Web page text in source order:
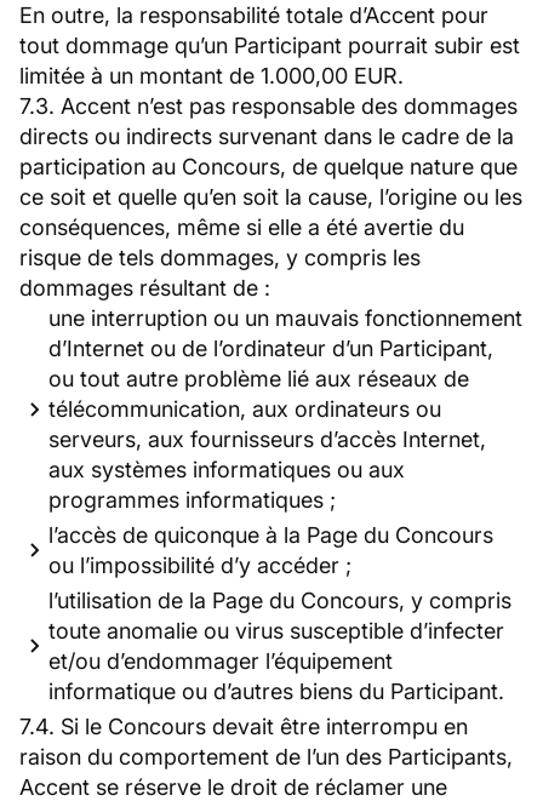
En outre, la responsabilité totale d’Accent pour
tout dommage qu’un Participant pourrait subir est
limitée à un montant de 1.000,00 EUR.
7.3. Accent n’est pas responsable des dommages
directs ou indirects survenant dans le cadre de la
participation au Concours, de quelque nature que
ce soit et quelle qu’en soit la cause, l’origine ou les
conséquences, même si elle a été avertie du
risque de tels dommages, y compris les
dommages résultant de :
une interruption ou un mauvais fonctionnement
d’Internet ou de l’ordinateur d’un Participant,
ou tout autre problème lié aux réseaux de
télécommunication, aux ordinateurs ou
serveurs, aux fournisseurs d’accès Internet,
aux systèmes informatiques ou aux
programmes informatiques ;
l’accès de quiconque à la Page du Concours
ou l’impossibilité d’y accéder ;
l’utilisation de la Page du Concours, y compris
toute anomalie ou virus susceptible d’infecter
et/ou d’endommager l’équipement
informatique ou d’autres biens du Participant.
7.4. Si le Concours devait être interrompu en
raison du comportement de l’un des Participants,
Accent se réserve le droit de réclamer une